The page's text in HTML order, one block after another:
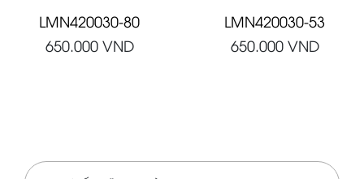
LMN420030-80
650.000VND
LMN420030-53
650.000VND